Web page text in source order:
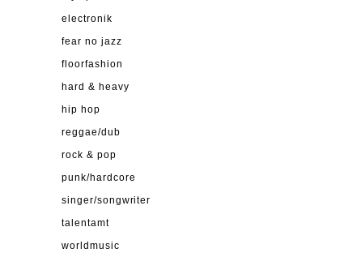
electronik
fear no jazz
floorfashion
hard & heavy
hip hop
reggae/dub
rock & pop
punk/hardcore
singer/songwriter
talentamt
worldmusic